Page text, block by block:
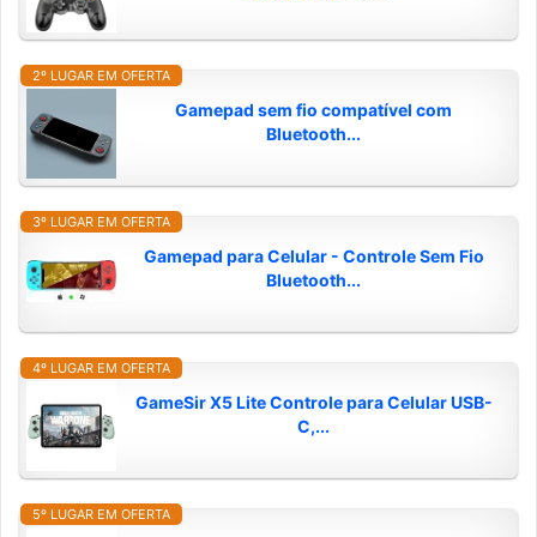
2º LUGAR EM OFERTA
Gamepad sem fio compatível com
Bluetooth...
3º LUGAR EM OFERTA
Gamepad para Celular - Controle Sem Fio
Bluetooth...
4º LUGAR EM OFERTA
GameSir X5 Lite Controle para Celular USB-
C,...
5º LUGAR EM OFERTA